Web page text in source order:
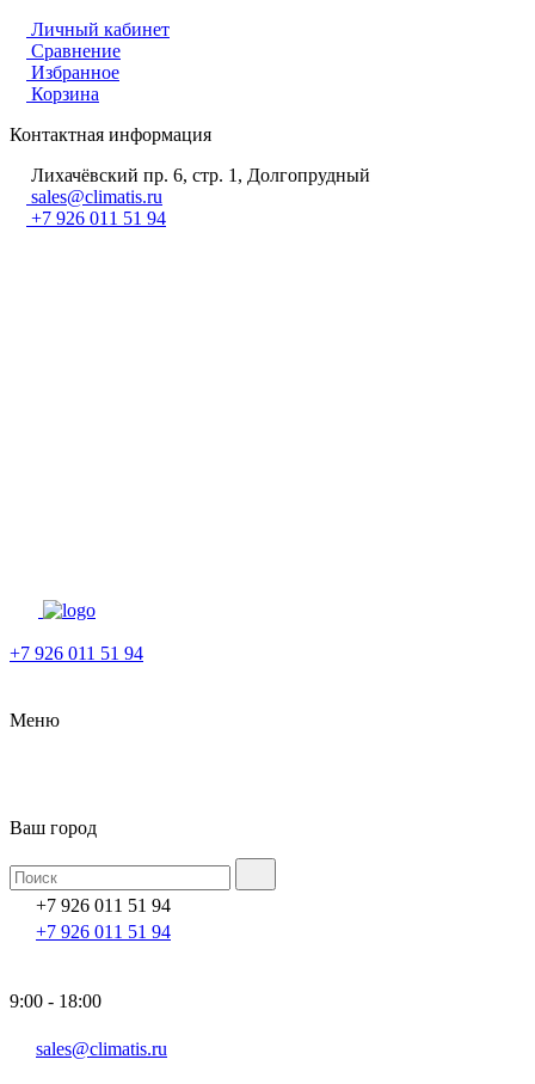
Личный кабинет
Сравнение
Избранное
Корзина
Контактная информация
Лихачёвский пр. 6, стр. 1, Долгопрудный
sales@climatis.ru
+7 926 011 51 94
+7 926 011 51 94
Меню
Ваш город
+7 926 011 51 94
+7 926 011 51 94
9:00 - 18:00
sales@climatis.ru